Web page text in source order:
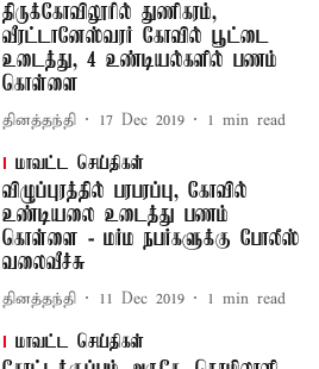
திருக்கோவிலூரில் துணிகரம்,
வீரட்டானேஸ்வரர் கோவில் பூட்டை
உடைத்து, 4 உண்டியல்களில் பணம்
கொள்ளை
தினத்தந்தி 17 Dec 2019 1 min read
மாவட்ட செய்திகள்
விழுப்புரத்தில் பரபரப்பு, கோவில்
உண்டியலை உடைத்து பணம்
கொள்ளை - மர்ம நபர்களுக்கு போலீஸ்
வலைவீச்சு
தினத்தந்தி 11 Dec 2019 1 min read
மாவட்ட செய்திகள்